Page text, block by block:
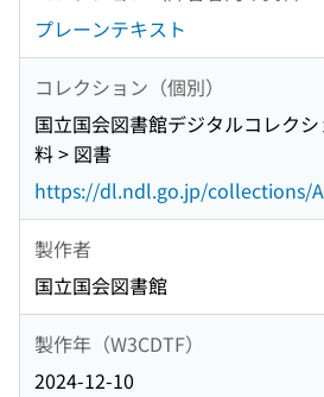
プレーンテキスト
コレクション（個別）
国立国会図書館デジタルコレク
料 > 図書
https://dl.ndl.go.jp/collections/
製作者
国立国会図書館
製作年（W3CDTF）
2024-12-10